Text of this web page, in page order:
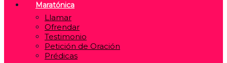
Maratónica
Llamar
Ofrendar
Testimonio
Petición de Oración
Prédicas